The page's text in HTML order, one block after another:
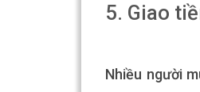
5. Giao
Nhiều người